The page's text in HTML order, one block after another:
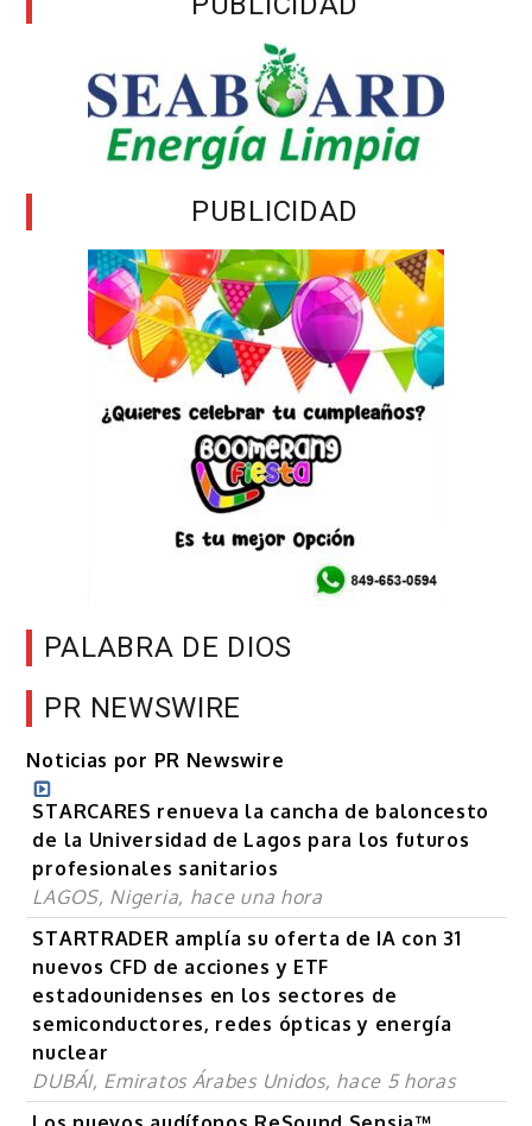
PUBLICIDAD
PALABRA DE DIOS
PR NEWSWIRE
Noticias por PR Newswire
STARCARES renueva la cancha de baloncesto
de la Universidad de Lagos para los futuros
profesionales sanitarios
LAGOS, Nigeria, hace una hora
STARTRADER amplía su oferta de IA con 31
nuevos CFD de acciones y ETF
estadounidenses en los sectores de
semiconductores, redes ópticas y energía
nuclear
DUBÁI, Emiratos Árabes Unidos, hace 5 horas